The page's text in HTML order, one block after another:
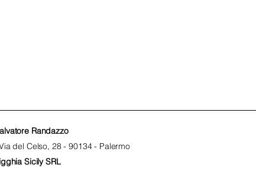
Randazzo
del Celso, 28 - 90134 - Palermo
Sicily SRL